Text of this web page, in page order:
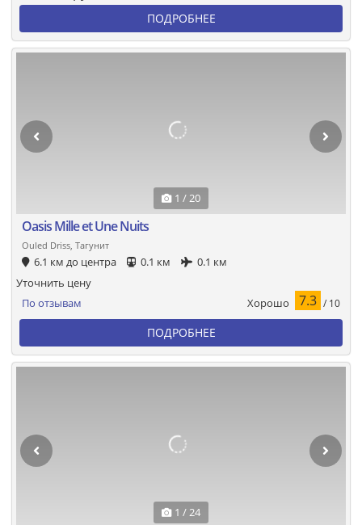
ПОДРОБНЕЕ
1 / 20
Oasis Mille et Une Nuits
Ouled Driss, Тагунит
6.1 км до центра 0.1 км 0.1 км
По отзывам Хорошо 7.3 / 10
Уточнить цену
ПОДРОБНЕЕ
1 / 24